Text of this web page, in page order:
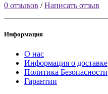
0 отзывов /Написать отзыв
Информация
О нас
Информация о доставке
Политика Безопасности
Гарантии